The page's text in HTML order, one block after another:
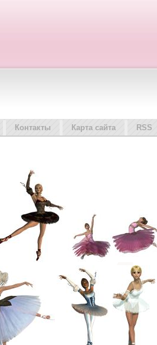
Контакты Карта сайта RSS